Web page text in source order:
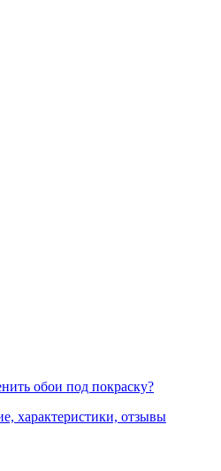
обои под покраску?
характеристики, отзывы